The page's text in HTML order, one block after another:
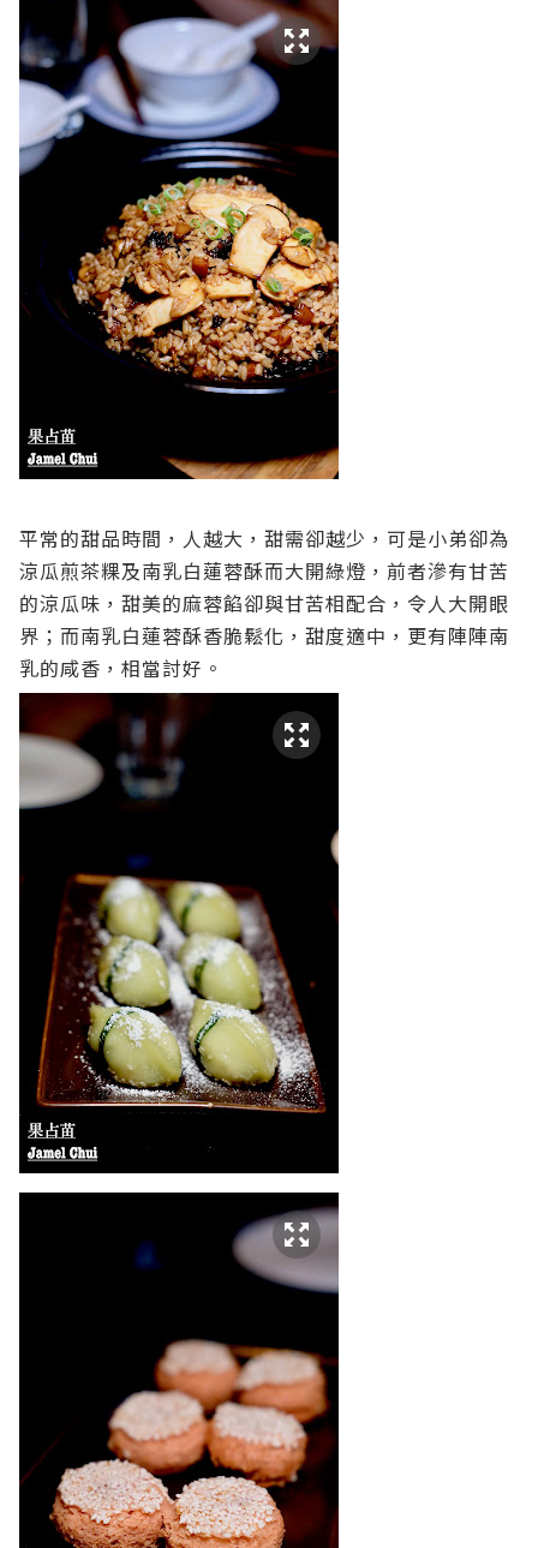
平常的甜品時間，人越大，甜需卻越少，可是小弟卻為
涼瓜煎茶粿及南乳白蓮蓉酥而大開綠燈，前者滲有甘苦
的涼瓜味，甜美的麻蓉餡卻與甘苦相配合，令人大開眼
界；而南乳白蓮蓉酥香脆鬆化，甜度適中，更有陣陣南
乳的咸香，相當討好。